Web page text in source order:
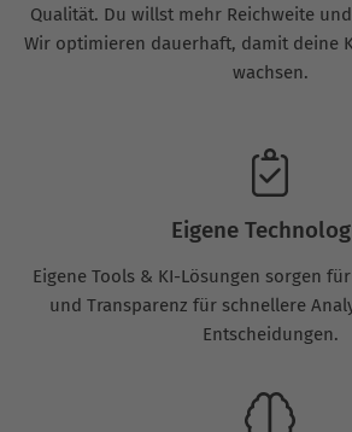
Qualität. Du willst mehr Reichweite
Wir optimieren dauerhaft, damit deine
wachsen.
Eigene
Eigene Tools & KI-Lösungen sorgen
und Transparenz für schnellere
Entscheidungen.